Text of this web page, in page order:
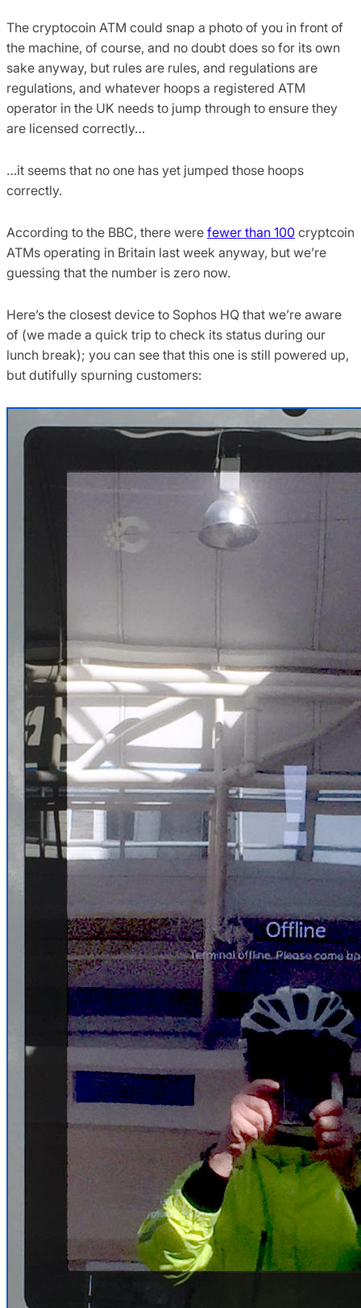
The cryptocoin ATM could snap a photo of you in front of
the machine, of course, and no doubt does so for its own
sake anyway, but rules are rules, and regulations are
regulations, and whatever hoops a registered ATM
operator in the UK needs to jump through to ensure they
are licensed correctly…
…it seems that no one has yet jumped those hoops
correctly.
According to the BBC, there were fewer than 100 cryptcoin
ATMs operating in Britain last week anyway, but we’re
guessing that the number is zero now.
Here’s the closest device to Sophos HQ that we’re aware
of (we made a quick trip to check its status during our
lunch break); you can see that this one is still powered up,
but dutifully spurning customers: